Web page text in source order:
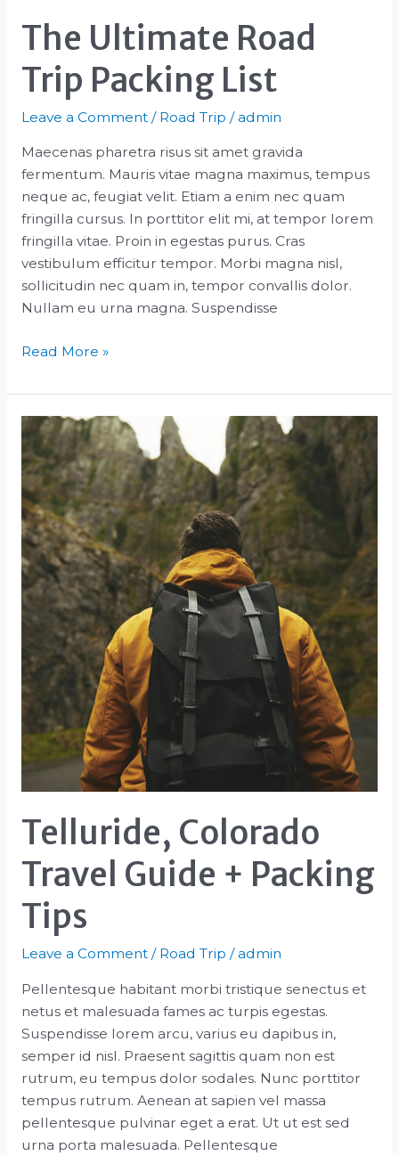
The Ultimate Road
Trip Packing List
Leave a Comment / Road Trip /admin
Maecenas pharetra risus sit amet gravida
fermentum. Mauris vitae magna maximus, tempus
neque ac, feugiat velit. Etiam a enim nec quam
fringilla cursus. In porttitor elit mi, at tempor lorem
fringilla vitae. Proin in egestas purus. Cras
vestibulum efficitur tempor. Morbi magna nisl,
sollicitudin nec quam in, tempor convallis dolor.
Nullam eu urna magna. Suspendisse
The
Road
Trip
Packing
List
Read More »
Telluride, Colorado
Travel Guide + Packing
Tips
Leave a Comment / Road Trip /admin
Pellentesque habitant morbi tristique senectus et
netus et malesuada fames ac turpis egestas.
Suspendisse lorem arcu, varius eu dapibus in,
semper id nisl. Praesent sagittis quam non est
rutrum, eu tempus dolor sodales. Nunc porttitor
tempus rutrum. Aenean at sapien vel massa
pellentesque pulvinar eget a erat. Ut ut est sed
urna porta malesuada. Pellentesque